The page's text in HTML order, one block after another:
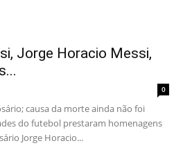
Jorge Horacio Messi,
0
causa da morte ainda não foi
do futebol prestaram homenagens
Jorge Horacio...